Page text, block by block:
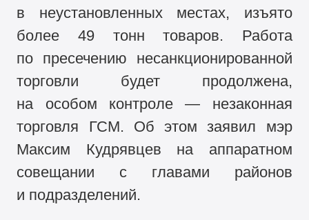
в неустановленных местах, изъято
более 49 тонн товаров. Работа
по пресечению несанкционированной
торговли будет продолжена,
на особом контроле — незаконная
торговля ГСМ. Об этом заявил мэр
Максим Кудрявцев на аппаратном
совещании с главами районов
и подразделений.